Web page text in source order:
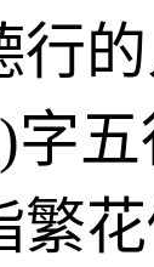
的
字
繁